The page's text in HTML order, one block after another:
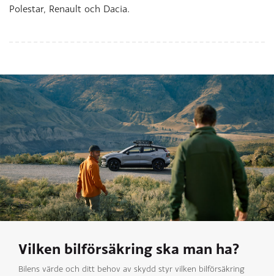
Polestar, Renault och Dacia.
Vilken bilförsäkring ska man ha?
Bilens värde och ditt behov av skydd styr vilken bilförsäkring